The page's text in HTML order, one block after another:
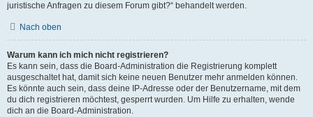
juristische Anfragen zu diesem Forum gibt?“ behandelt werden.
Nach oben
Warum kann ich mich nicht registrieren?
Es kann sein, dass die Board-Administration die Registrierung komplett
ausgeschaltet hat, damit sich keine neuen Benutzer mehr anmelden können.
Es könnte auch sein, dass deine IP-Adresse oder der Benutzername, mit dem
du dich registrieren möchtest, gesperrt wurden. Um Hilfe zu erhalten, wende
dich an die Board-Administration.